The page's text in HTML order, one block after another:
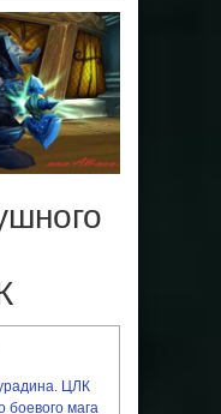
ЦЛК
боевого мага